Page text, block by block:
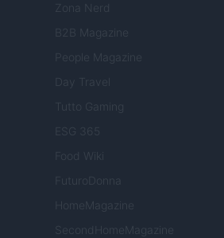
Zona Nerd
B2B Magazine
People Magazine
Day Travel
Tutto Gaming
ESG 365
Food Wiki
FuturoDonna
HomeMagazine
SecondHomeMagazine